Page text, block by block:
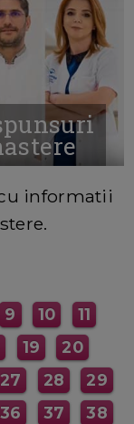
informatii
9 10
11
19
20
27 28
29
36 37
38